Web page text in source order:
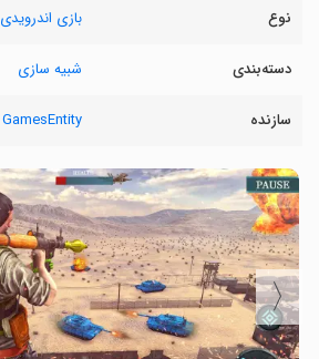
نوع بازی اندرویدی
دسته‌بندی شبیه سازی
سازنده GamesEntity
〈